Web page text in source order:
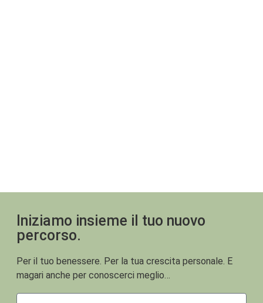
Iniziamo insieme il tuo nuovo
percorso.
Per il tuo benessere. Per la tua crescita personale. E
magari anche per conoscerci meglio…